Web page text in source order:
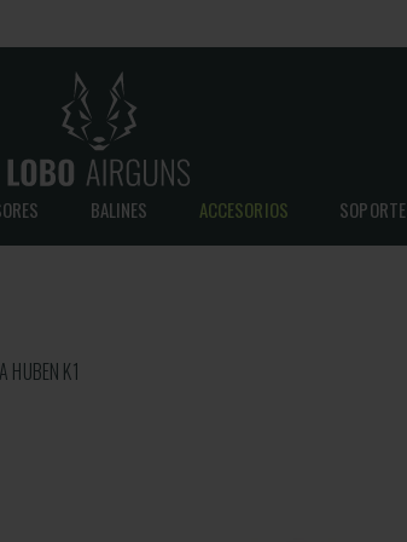
BALINES ACCESORIOS SOPORTE
HUBEN K1